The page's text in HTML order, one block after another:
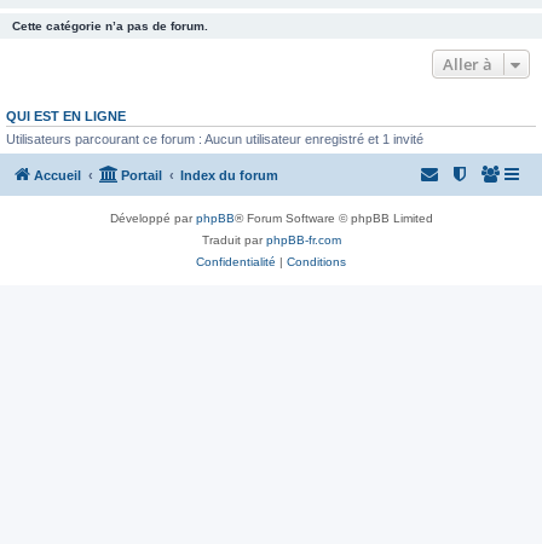
Cette catégorie n’a pas de forum.
Aller à
QUI EST EN LIGNE
Utilisateurs parcourant ce forum : Aucun utilisateur enregistré et 1 invité
Accueil Portail Index du forum
Développé parphpBB® Forum Software © phpBB Limited
Traduit parphpBB-fr.com
Confidentialité | Conditions